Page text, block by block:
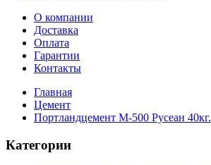
О компании
Доставка
Оплата
Гарантии
Контакты
Главная
Цемент
Портландцемент М-500 Русеан 40кг.
Категории